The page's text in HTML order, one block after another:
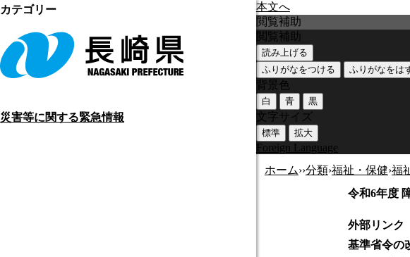
本文へ
災害等に関する緊急情報
閲覧補助
閲覧補助
読み上げる
ふりがなをつける
ふりがなをは
背景色
白 青 黒
文字サイズ
標準 拡大
Foreign Language
ホーム››分類›福祉・保健›福
令和6年度
外部リンク
基準省令の
カテゴリー